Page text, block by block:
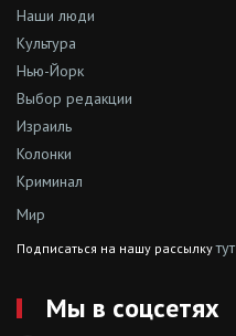
Наши люди
Культура
Нью-Йорк
Выбор редакции
Израиль
Колонки
Криминал
Мир
Подписаться на нашу рассылкутут
Мы в соцсетях